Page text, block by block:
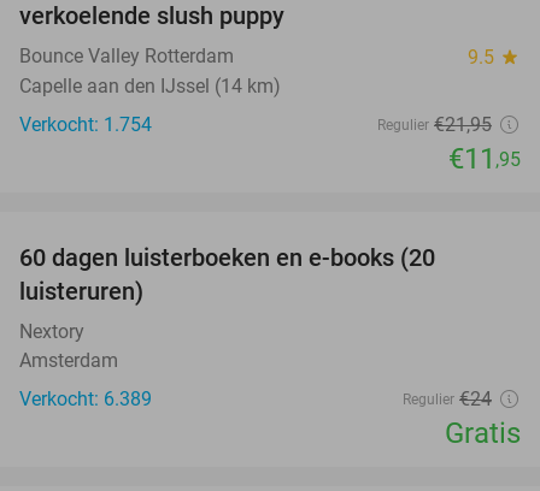
verkoelende slush puppy
Bounce Valley Rotterdam 9.5 star
Capelle aan den IJssel (14 km)
Verkocht: 1.754
Regulier €21,95
€11 ,95
60 dagen luisterboeken en e-books (20
luisteruren)
Nextory
Amsterdam
Verkocht: 6.389
Regulier €24
Gratis